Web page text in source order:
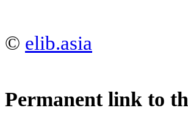
© elib.asia
Permanent link to